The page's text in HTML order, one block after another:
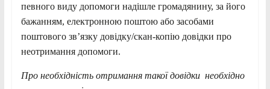
певного виду допомоги надішле громадянину, за його
бажанням, електронною поштою або засобами
поштового зв’язку довідку/скан-копію довідки про
неотримання допомоги.
Про необхідність отримання такої довідки необхідно